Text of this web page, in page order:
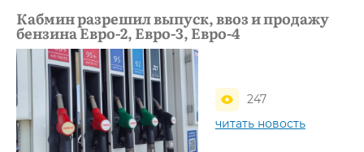
Кабмин разрешил выпуск, ввоз и продажу
бензина Евро-2, Евро-3, Евро-4
247
читать новость